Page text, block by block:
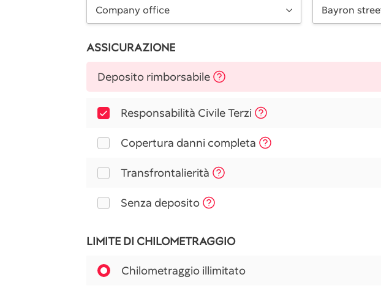
Company office
ASSICURAZIONE
Deposito rimborsabile
Responsabilità Civile Terzi
Copertura danni completa
Transfrontalierità
Senza deposito
LIMITE DI CHILOMETRAGGIO
Chilometraggio illimitato